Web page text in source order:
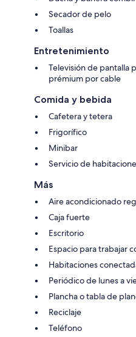
Secador de pelo
Toallas
Entretenimiento
Televisión de pantalla
prémium por cable
Comida y bebida
Cafetera y tetera
Frigorífico
Minibar
Servicio de
Más
Aire acondicionado
Caja fuerte
Escritorio
Espacio para trabajar
Habitaciones
Periódico de lunes a
Plancha o tabla de
Reciclaje
Teléfono